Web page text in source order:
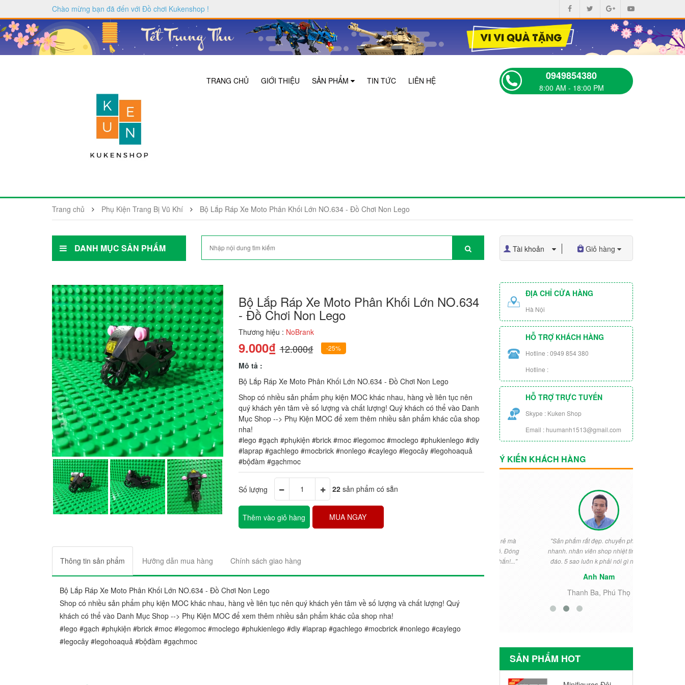
Chào mừng bạn đã đến với Đồ chơi Kukenshop !
TRANG CHỦ GIỚI THIỆU SẢN PHẨM TIN TỨC LIÊN HỆ 0949854380
8:00 AM - 18:00 PM
Trang chủ Phụ Kiện Trang Bị Vũ Khí Bộ Lắp Ráp Xe Moto Phân Khối Lớn NO.634 - Đồ Chơi Non Lego
DANH MỤC SẢN PHẨM Tài khoản Giỏ hàng
Bộ Lắp Ráp Xe Moto Phân Khối Lớn NO.634
- Đồ Chơi Non Lego
Thương hiệu : NoBrank
9.000₫12.000₫ -25%
Mô tả :
Bộ Lắp Ráp Xe Moto Phân Khối Lớn NO.634 - Đồ Chơi Non Lego
Shop có nhiều sản phẩm phụ kiện MOC khác nhau, hàng về liên tục nên
quý khách yên tâm về số lượng và chất lượng! Quý khách có thể vào Danh
Mục Shop --> Phụ Kiện MOC để xem thêm nhiều sản phẩm khác của shop
nha!
#lego #gạch #phụkiện #brick #moc #legomoc #moclego #phukienlego #diy
#laprap #gachlego #mocbrick #nonlego #caylego #legocây #legohoaquả
#bộđàm #gạchmoc
Số lượng 22sản phẩm có sẵn
Thêm vào giỏ hàng MUA NGAY
Thông tin sản phẩm Hưỡng dẫn mua hàng Chính sách giao hàng
Bộ Lắp Ráp Xe Moto Phân Khối Lớn NO.634 - Đồ Chơi Non Lego
Shop có nhiều sản phẩm phụ kiện MOC khác nhau, hàng về liên tục nên quý khách yên tâm về số lượng và chất lượng! Quý
khách có thể vào Danh Mục Shop --> Phụ Kiện MOC để xem thêm nhiều sản phẩm khác của shop nha!
#lego #gạch #phụkiện #brick #moc #legomoc #moclego #phukienlego #diy #laprap #gachlego #mocbrick #nonlego #caylego
#legocây #legohoaquả #bộđàm #gạchmoc
ĐỊA CHỈ CỬA HÀNG
Hà Nội
HỖ TRỢ KHÁCH HÀNG
Hotline : 0949 854 380
Hotline :
HỖ TRỢ TRỰC TUYẾN
Skype : Kuken Shop
Email : huumanh1513@gmail.com
Ý KIẾN KHÁCH HÀNG
Chị Trang
"Sản phẩm rất đẹp. chuyển phát rất
nhanh. nhân viên shop nhiệt tình chu
đáo. 5 sao luôn k phải nói gì nữa..."
Thanh Ba, Phú Thọ
SẢN PHẨM HOT